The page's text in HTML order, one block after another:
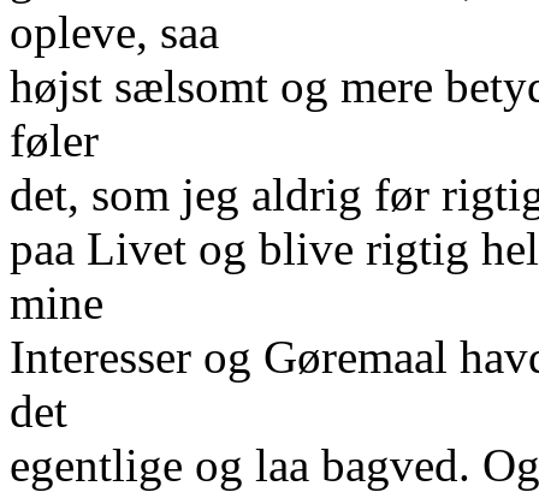
opleve, saa
højst sælsomt og mere
føler
det, som jeg aldrig før
paa Livet og blive rigtig
mine
Interesser og Gøremaal
det
egentlige og laa bagved.